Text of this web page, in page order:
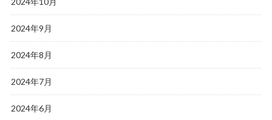
2024年9月
2024年8月
2024年7月
2024年6月